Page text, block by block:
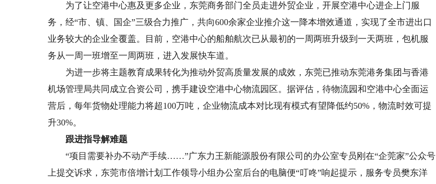
为了让空港中心惠及更多企业，东莞商务部门全员走进外贸企业，开展空港中心进企上门服
务，经“市、镇、国企”三级合力推广，共向600余家企业推介这一降本增效通道，实现了全市进出口
业务较大的企业全覆盖。目前，空港中心的船舶航次已从最初的一周两班升级到一天两班，包机服
务从一周一班增至一周两班，进入发展快车道。
为进一步将主题教育成果转化为推动外贸高质量发展的成效，东莞已推动东莞港务集团与香港
机场管理局共同成立合资公司，携手建设空港中心物流园区。据评估，待物流园和空港中心全面运
营后，每年货物处理能力将超100万吨，企业物流成本对比现有模式有望降低约50%，物流时效可提
升30%。
跟进指导解难题
“项目需要补办不动产手续……”广东力王新能源股份有限公司的办公室专员刚在“企莞家”公众号
上提交诉求，东莞市倍增计划工作领导小组办公室后台的电脑便“叮咚”响起提示，服务专员樊东洋